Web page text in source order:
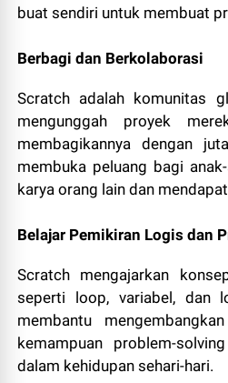
buat sendiri untuk membuat
Berbagi dan Berkolaborasi
Scratch adalah komunitas
mengunggah proyek
membagikannya dengan
membuka peluang bagi
karya orang lain dan
Belajar Pemikiran Logis dan
Scratch mengajarkan
seperti loop, variabel, dan
membantu
kemampuan problem-
dalam kehidupan sehari-hari.